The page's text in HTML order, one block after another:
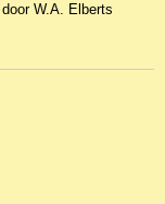
door W.A. Elberts